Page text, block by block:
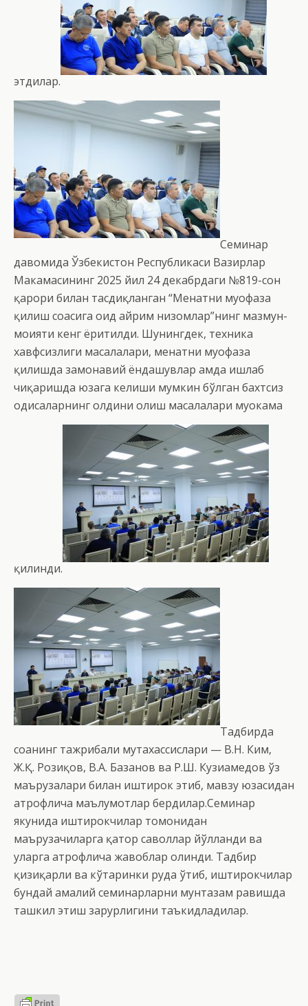
этдилар.
Семинар
давомида Ўзбекистон Республикаси Вазирлар
Маҳкамасининг 2025 йил 24 декабрдаги №819-сон
қарори билан тасдиқланган “Меҳнатни муҳофаза
қилиш соҳасига оид айрим низомлар”нинг мазмун-
моҳияти кенг ёритилди. Шунингдек, техника
хавфсизлиги масалалари, меҳнатни муҳофаза
қилишда замонавий ёндашувлар ҳамда ишлаб
чиқаришда юзага келиши мумкин бўлган бахтсиз
ҳодисаларнинг олдини олиш масалалари муҳокама
қилинди.
Тадбирда
соҳанинг тажрибали мутахассислари — В.Н. Ким,
Ж.Қ. Розиқов, В.А. Базанов ва Р.Ш. Кузиаҳмедов ўз
маърузалари билан иштирок этиб, мавзу юзасидан
атрофлича маълумотлар бердилар.Семинар
якунида иштирокчилар томонидан
маърузачиларга қатор саволлар йўлланди ва
уларга атрофлича жавоблар олинди. Тадбир
қизиқарли ва кўтаринки руҳда ўтиб, иштирокчилар
бундай амалий семинарларни мунтазам равишда
ташкил этиш зарурлигини таъкидладилар.